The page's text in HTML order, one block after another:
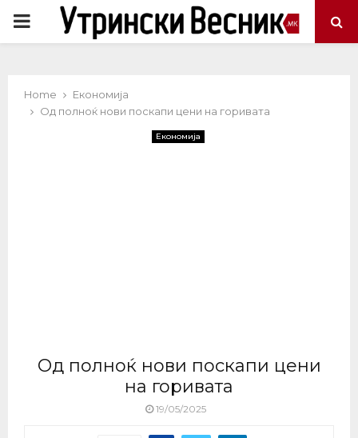
PRIMARY
Home
Економија
Од полноќ нови поскапи цени на горивата
Економија
Од полноќ нови поскапи цени
на горивата
19/05/2025